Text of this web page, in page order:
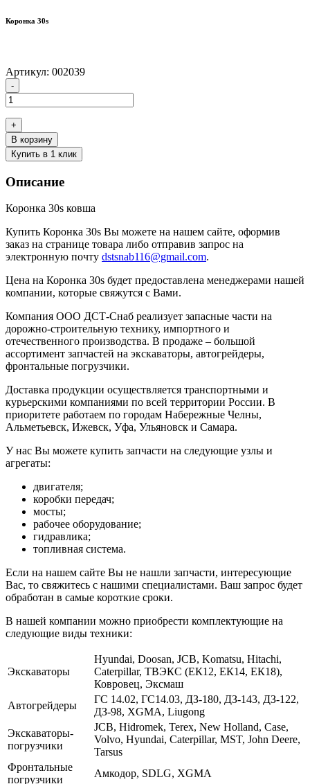
Коронка 30s
Артикул: 002039
Количество
товара
Коронка
30s
-
+
В корзину
Купить в 1 клик
Описание
Коронка 30s ковша
Купить Коронка 30s Вы можете на нашем сайте, оформив
заказ на странице товара либо отправив запрос на
электронную почту dstsnab116@gmail.com.
Цена на Коронка 30s будет предоставлена менеджерами нашей
компании, которые свяжутся с Вами.
Компания ООО ДСТ-Снаб реализует запасные части на
дорожно-строительную технику, импортного и
отечественного производства. В продаже – большой
ассортимент запчастей на экскаваторы, автогрейдеры,
фронтальные погрузчики.
Доставка продукции осуществляется транспортными и
курьерскими компаниями по всей территории России. В
приоритете работаем по городам Набережные Челны,
Альметьевск, Ижевск, Уфа, Ульяновск и Самара.
У нас Вы можете купить запчасти на следующие узлы и
агрегаты:
двигателя;
коробки передач;
мосты;
рабочее оборудование;
гидравлика;
топливная система.
Если на нашем сайте Вы не нашли запчасти, интересующие
Вас, то свяжитесь с нашими специалистами. Ваш запрос будет
обработан в самые короткие сроки.
В нашей компании можно приобрести комплектующие на
следующие виды техники:
Экскаваторы
Hyundai, Doosan, JCB, Komatsu, Hitachi,
Caterpillar, ТВЭКС (ЕК12, ЕК14, ЕК18),
Ковровец, Эксмаш
Автогрейдеры
ГС 14.02, ГС14.03, ДЗ-180, ДЗ-143, ДЗ-122,
ДЗ-98, XGMA, Liugong
Экскаваторы-
погрузчики
JCB, Hidromek, Terex, New Holland, Case,
Volvo, Hyundai, Caterpillar, MST, John Deere,
Tarsus
Фронтальные
погрузчики
Амкодор, SDLG, XGMA